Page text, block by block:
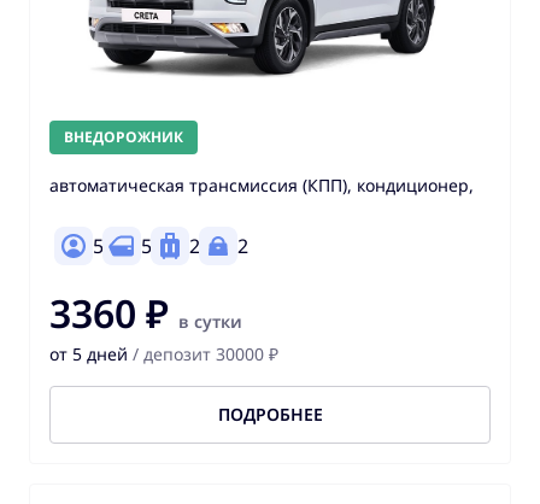
ВНЕДОРОЖНИК
автоматическая трансмиссия (КПП), кондиционер,
5 5 2 2
3360 ₽ в сутки
от 5 дней / депозит 30000 ₽
ПОДРОБНЕЕ